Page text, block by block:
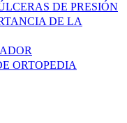
DE PRESIÓN
DE LA
ORTOPEDIA